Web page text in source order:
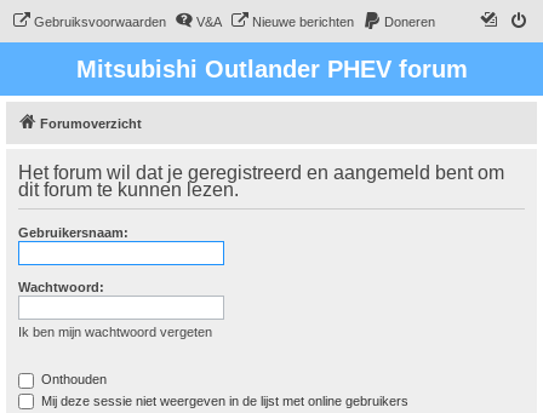
Gebruiksvoorwaarden V&A Nieuwe berichten Doneren
Mitsubishi Outlander PHEV forum
Forumoverzicht
Het forum wil dat je geregistreerd en aangemeld bent om
dit forum te kunnen lezen.
Gebruikersnaam:
Wachtwoord:
Ik ben mijn wachtwoord vergeten
Onthouden
Mij deze sessie niet weergeven in de lijst met online gebruikers